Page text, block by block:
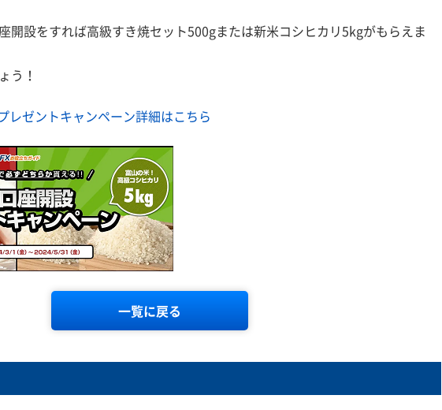
開設をすれば高級すき焼セット500gまたは新米コシヒカリ5kgがもらえま
う！
レゼントキャンペーン詳細はこちら
一覧に戻る